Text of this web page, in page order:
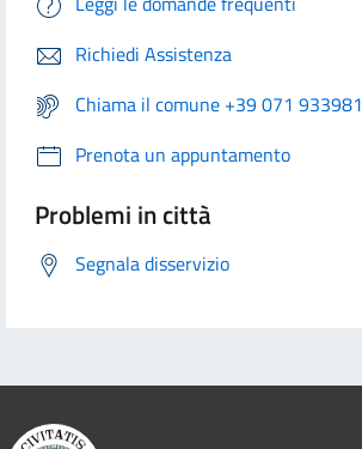
Richiedi Assistenza
Chiama il comune +39 071 933981
Prenota un appuntamento
Problemi in città
Segnala disservizio